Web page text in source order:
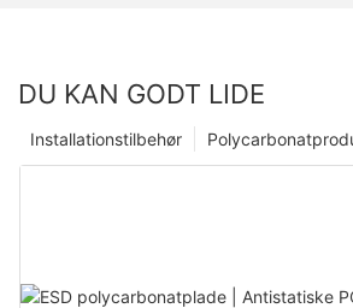
DU KAN GODT LIDE
Installationstilbehør